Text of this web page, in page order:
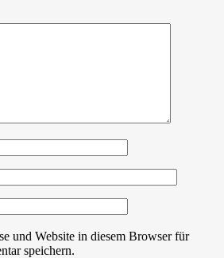
und Website in diesem Browser für
speichern.